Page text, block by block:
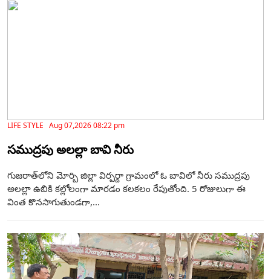
LIFE STYLE Aug 07,2026 08:22 pm
సముద్రపు అలల్లా బావి నీరు
గుజరాత్‌లోని మోర్బి జిల్లా విర్పర్దా గ్రామంలో ఓ బావిలో నీరు సముద్రపు
అలల్లా ఉబికి కల్లోలంగా మారడం కలకలం రేపుతోంది. 5 రోజులుగా ఈ
వింత కొనసాగుతుండగా,...